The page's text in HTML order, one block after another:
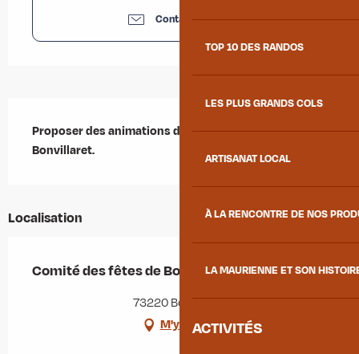
TOP 10 DES RANDOS
LES PLUS GRANDS COLS
ARTISANAT LOCAL
À LA RENCONTRE DE NOS
LA MAURIENNE ET SON
ACTIVITÉS
Contactez-nous
Proposer des animations dans le village de
Bonvillaret.
Localisation
Comité des fêtes de Bonvillaret
73220 Bonvillaret
M'y rendre